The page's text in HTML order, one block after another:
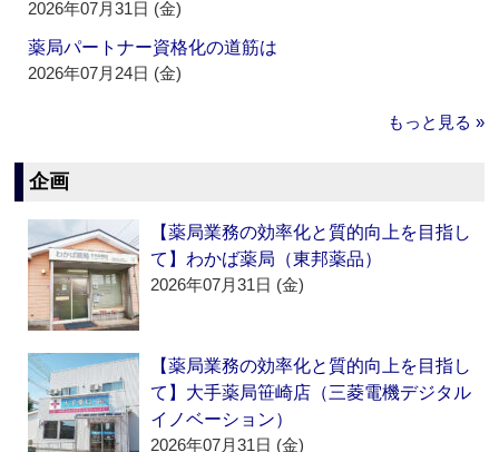
2026年07月31日 (金)
薬局パートナー資格化の道筋は
2026年07月24日 (金)
もっと見る »
企画
【薬局業務の効率化と質的向上を目指し
て】わかば薬局（東邦薬品）
2026年07月31日 (金)
【薬局業務の効率化と質的向上を目指し
て】大手薬局笹崎店（三菱電機デジタル
イノベーション）
2026年07月31日 (金)